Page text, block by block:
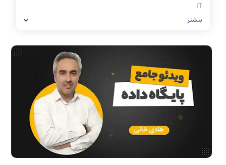
IT
شبکه های کامپیوتری
ریاضیات گسسته
مدار منطقی
ساختمان داده
طراحی الگوریتم
هوش مصنوعی
فیلم حل سوال و تست
بیشتر